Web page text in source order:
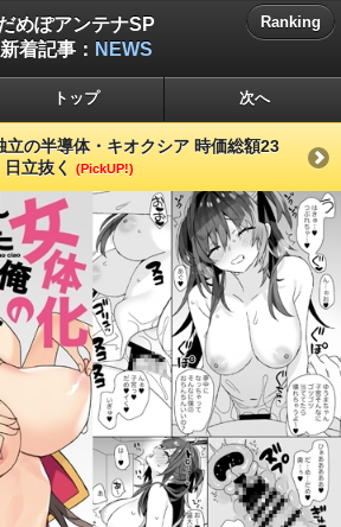
めぽアンテナSP
新着記事： NEWS
Ranking
トップ 次へ
立の半導体・キオクシア 時価総額23
立抜く
(PickUP!)